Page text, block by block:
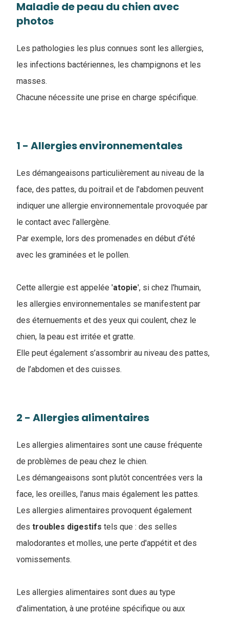
Maladie de peau du chien avec
photos
Les pathologies les plus connues sont les allergies,
les infections bactériennes, les champignons et les
masses.
Chacune nécessite une prise en charge spécifique.
1 - Allergies environnementales
Les démangeaisons particulièrement au niveau de la
face, des pattes, du poitrail et de l'abdomen peuvent
indiquer une allergie environnementale provoquée par
le contact avec l'allergène.
Par exemple, lors des promenades en début d'été
avec les graminées et le pollen.
Cette allergie est appelée 'atopie', si chez l'humain,
les allergies environnementales se manifestent par
des éternuements et des yeux qui coulent, chez le
chien, la peau est irritée et gratte.
Elle peut également s’assombrir au niveau des pattes,
de l’abdomen et des cuisses.
2 - Allergies alimentaires
Les allergies alimentaires sont une cause fréquente
de problèmes de peau chez le chien.
Les démangeaisons sont plutôt concentrées vers la
face, les oreilles, l'anus mais également les pattes.
Les allergies alimentaires provoquent également
des troubles digestifs tels que : des selles
malodorantes et molles, une perte d'appétit et des
vomissements.
Les allergies alimentaires sont dues au type
d'alimentation, à une protéine spécifique ou aux